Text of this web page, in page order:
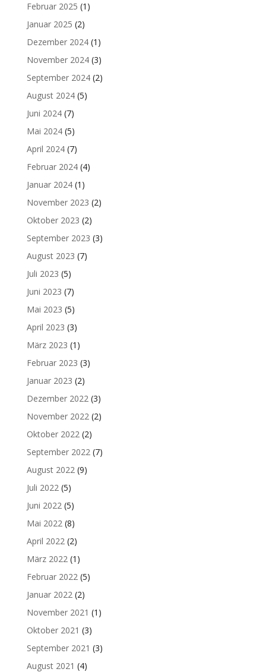
Februar 2025 (1)
Januar 2025 (2)
Dezember 2024(1)
November 2024(3)
September 2024(2)
August 2024(5)
Juni 2024(7)
Mai 2024(5)
April 2024(7)
Februar 2024(4)
Januar 2024(1)
November 2023 (2)
Oktober 2023 (2)
September 2023 (3)
August 2023 (7)
Juli 2023 (5)
Juni 2023 (7)
Mai 2023 (5)
April 2023 (3)
März 2023 (1)
Februar 2023 (3)
Januar 2023 (2)
Dezember 2022(3)
November 2022(2)
Oktober 2022(2)
September 2022(7)
August 2022(9)
Juli 2022(5)
Juni 2022(5)
Mai 2022(8)
April 2022(2)
März 2022(1)
Februar 2022(5)
Januar 2022(2)
November 2021 (1)
Oktober 2021 (3)
September 2021 (3)
August 2021 (4)